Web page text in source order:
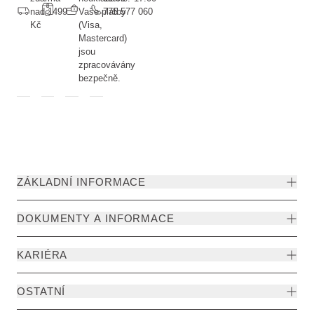
nad 1499
Kč
Vaše platby
(Visa,
Mastercard)
jsou
zpracovávány
bezpečně.
775 577 060
ZÁKLADNÍ INFORMACE
DOKUMENTY A INFORMACE
KARIÉRA
OSTATNÍ